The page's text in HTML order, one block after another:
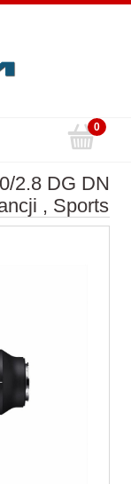
2.8 DG DN
, Sports